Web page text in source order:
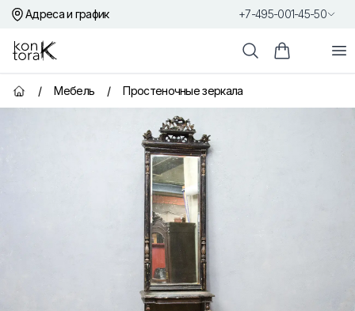
Адреса и график +7-495-001-45-50
Контора К
ПоискКорзина
Главная страница
/ Мебель / Простеночные зеркала